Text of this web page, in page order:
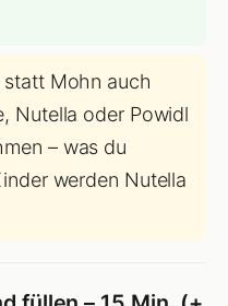
statt Mohn auch
Nutella oder Powidl
– was du
werden Nutella